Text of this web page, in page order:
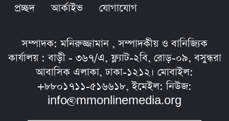
প্রচ্ছদ আর্কাইভ যোগাযোগ
সম্পাদক: মনিরুজ্জামান , সম্পাদকীয় ও বানিজ্যিক
কার্যালয় : বাড়ী - ৩৬৭/এ, ফ্ল্যাট-২বি, রোড়-০৯, বসুন্ধরা
আবাসিক এলাকা, ঢাকা-১২১২। মোবাইল:
+৮৮০১৭১১-৫১৬৬১৮, ইমেইল: নিউজ:
info@mmonlinemedia.org